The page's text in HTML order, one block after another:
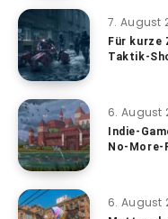
7. August
Für
Taktik-
6. August
Indie-
No-
6. August